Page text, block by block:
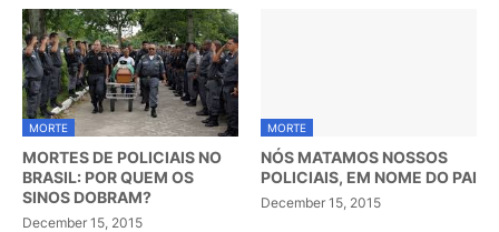
MORTE
MORTES DE POLICIAIS NO
BRASIL: POR QUEM OS
SINOS DOBRAM?
December 15, 2015
MORTE
NÓS MATAMOS NOSSOS
POLICIAIS, EM NOME DO PAI
December 15, 2015